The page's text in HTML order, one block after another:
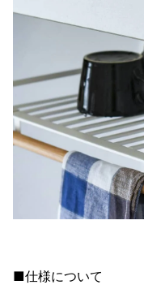
■仕様について